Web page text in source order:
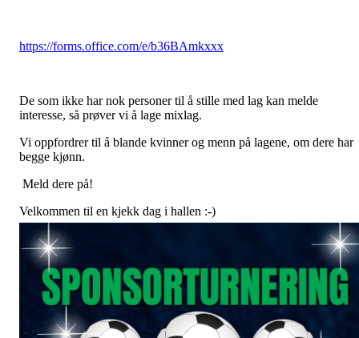
https://forms.office.com/e/b36BAmkxxx
De som ikke har nok personer til å stille med lag kan melde
interesse, så prøver vi å lage mixlag.
Vi oppfordrer til å blande kvinner og menn på lagene, om dere har
begge kjønn.
Meld dere på!
Velkommen til en kjekk dag i hallen :-)